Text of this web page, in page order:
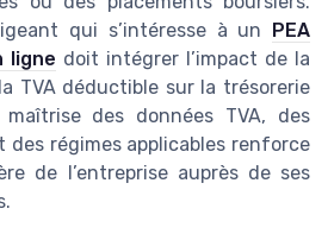
qui s’intéresse à un
PEA
ligne doit intégrer l’impact de la
TVA déductible sur la trésorerie
des données TVA, des
des régimes applicables renforce
de l’entreprise auprès de ses